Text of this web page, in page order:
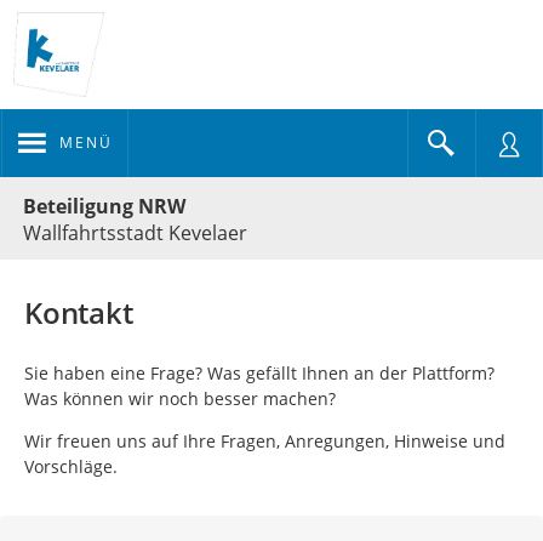
MENÜ
Beteiligung NRW
Wallfahrtsstadt Kevelaer
Kontakt
Sie haben eine Frage? Was gefällt Ihnen an der Plattform?
Was können wir noch besser machen?
Wir freuen uns auf Ihre Fragen, Anregungen, Hinweise und
Vorschläge.